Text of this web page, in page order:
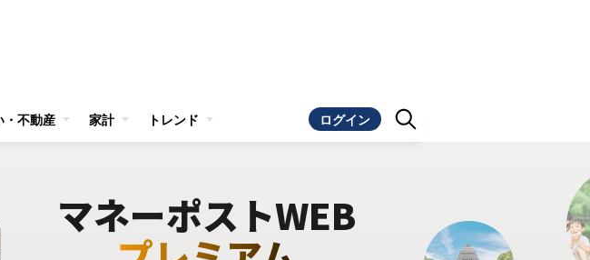
・不動産 家計 トレンド ログイン
マネーポストWEB